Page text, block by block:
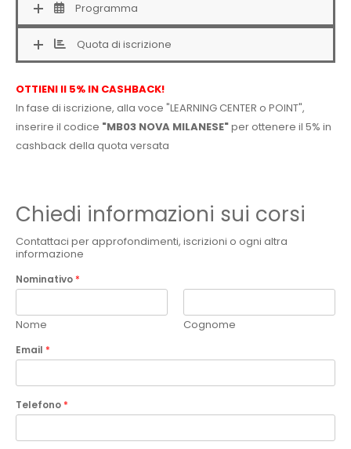
Programma
Quota di iscrizione
OTTIENI Il 5% IN CASHBACK!
In fase di iscrizione, alla voce "LEARNING CENTER o POINT",
inserire il codice "MB03 NOVA MILANESE"per ottenere il 5% in
cashback della quota versata
Chiedi informazioni sui corsi
Contattaci per approfondimenti, iscrizioni o ogni altra
informazione
Nominativo *
Nome Cognome
Email *
Telefono *